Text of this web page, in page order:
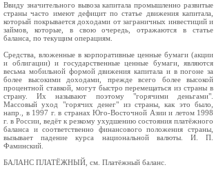
Ввиду значительного вывоза капитала промышленно развитые
страны часто имеют дефицит по статье движения капитала,
который покрывается доходами от заграничных инвестиций и
займов, которые, в свою очередь, отражаются в статье
баланса, по текущим операциям.
Средства, вложенные в корпоративные ценные бумаги (акции
и облигации) и государственные ценные бумаги, являются
весьма мобильной формой движения капитала и в погоне за
более высокими доходами, прежде всего более высокой
процентной ставкой, могут быстро перемещаться из страны в
страну. Их называют поэтому "горячими деньгами".
Массовый уход "горячих денег" из страны, как это было,
напр., в 1997 г. в странах Юго-Восточной Азии и летом 1998
г. в России, ведёт к резкому ухудшению состояния платёжного
баланса и соответственно финансового положения страны,
вызывает падение курса национальной валюты. И. П.
Фаминский.
БАЛАНС ПЛАТЁЖНЫЙ, см. Платёжный баланс.